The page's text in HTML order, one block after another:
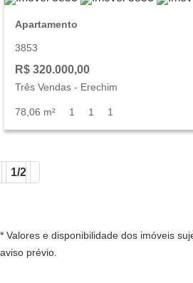
Apartamento
3853
R$ 320.000,00
Três Vendas - Erechim
78,06 m² 1 1 1
1/2
* Valores e disponibilidade dos imóveis
aviso prévio.